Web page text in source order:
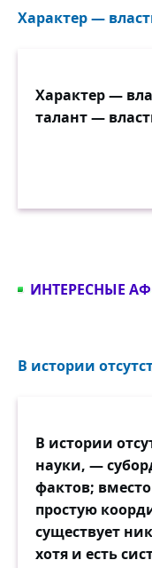
Характер —
Характер —
талант —
ИНТЕРЕСНЫЕ
В истории
В истории
науки, —
фактов;
простую
существует
хотя и есть